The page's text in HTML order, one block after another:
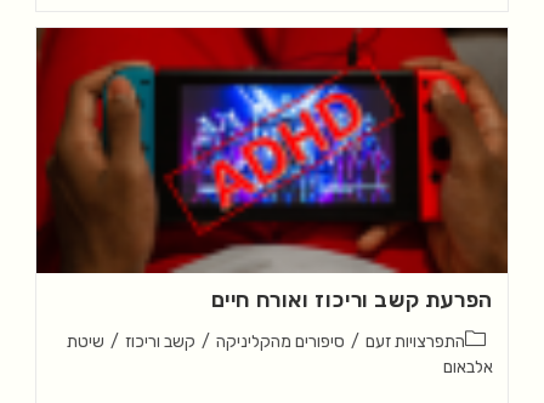
הפרעת קשב וריכוז ואורח חיים
התפרצויות זעם / סיפורים מהקליניקה / קשב וריכוז / שיטת
אלבאום